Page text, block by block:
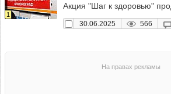
1
Акция "Шаг к здоровью"
30.06.2025 566